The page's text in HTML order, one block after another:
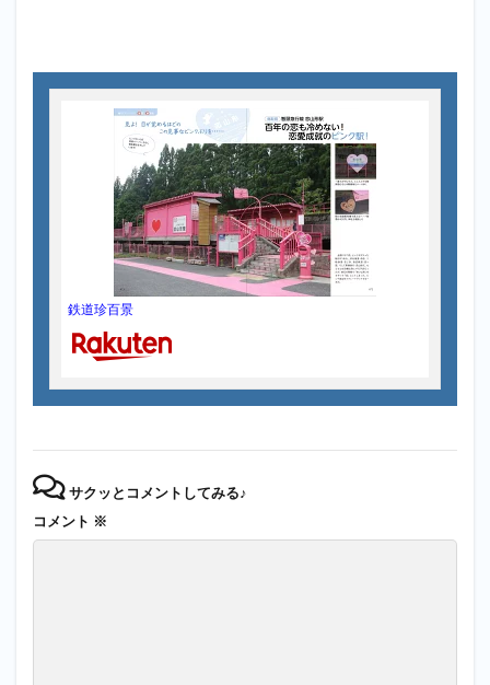
鉄道珍百景
サクッとコメントしてみる♪
コメント ※